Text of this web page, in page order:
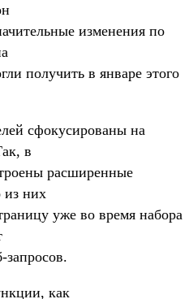
изменения по
получить в январе этого
сфокусированы на
в
расширенные
из них
уже во время набора
запросов.
как